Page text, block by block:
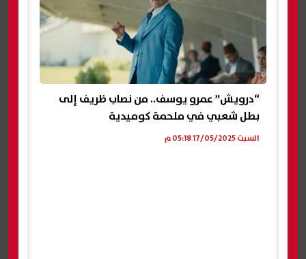
“درويش” عمرو يوسف.. من نصاب ظريف إلى
بطل شعبي في ملحمة كوميدية
السبت 17/05/2025 05:18 م